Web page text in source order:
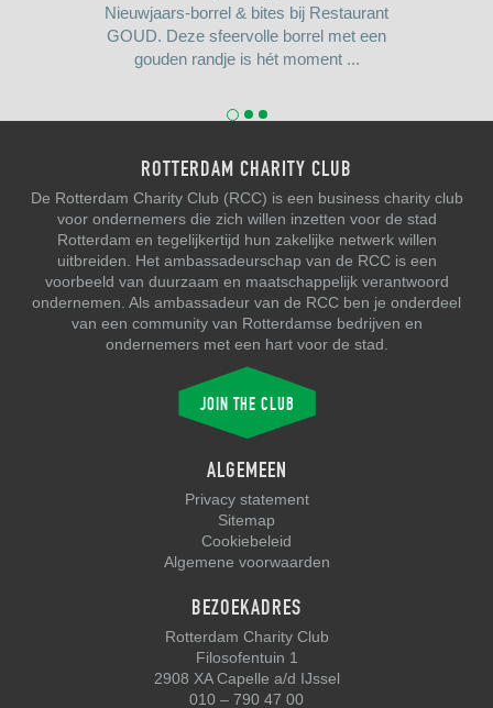
Nieuwjaars-borrel & bites bij Restaurant
GOUD. Deze sfeervolle borrel met een
gouden randje is hét moment ...
ROTTERDAM CHARITY CLUB
De Rotterdam Charity Club (RCC) is een business charity club
voor ondernemers die zich willen inzetten voor de stad
Rotterdam en tegelijkertijd hun zakelijke netwerk willen
uitbreiden. Het ambassadeurschap van de RCC is een
voorbeeld van duurzaam en maatschappelijk verantwoord
ondernemen. Als ambassadeur van de RCC ben je onderdeel
van een community van Rotterdamse bedrijven en
ondernemers met een hart voor de stad.
JOIN THE CLUB
ALGEMEEN
Privacy statement
Sitemap
Cookiebeleid
Algemene voorwaarden
BEZOEKADRES
Rotterdam Charity Club
Filosofentuin 1
2908 XA Capelle a/d IJssel
010 – 790 47 00